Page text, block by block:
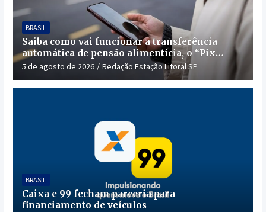
BRASIL
Saiba como vai funcionar a transferência
automática de pensão alimentícia, o “Pix
Pensão”
5 de agosto de 2026 Redação Estação Litoral SP
BRASIL
Caixa e 99 fecham parceria para
financiamento de veículos